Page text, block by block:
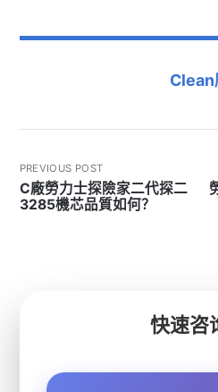
Clean
PREVIOUS POST
C廠勞力士探險家二代探二
3285機芯品質如何？
快速咨